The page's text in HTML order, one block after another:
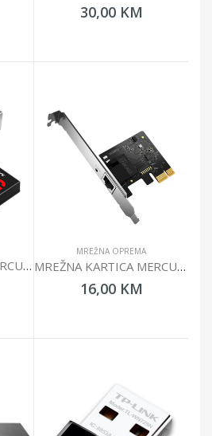
30,00 KM
MREŽNA KARTICA MERCURYS MA310E 2.5 GIGABIT PCIE
MREŽNA OPREMA
MREŽNA KARTICA MERCUSYS MA210E GIGABIT
16,00 KM